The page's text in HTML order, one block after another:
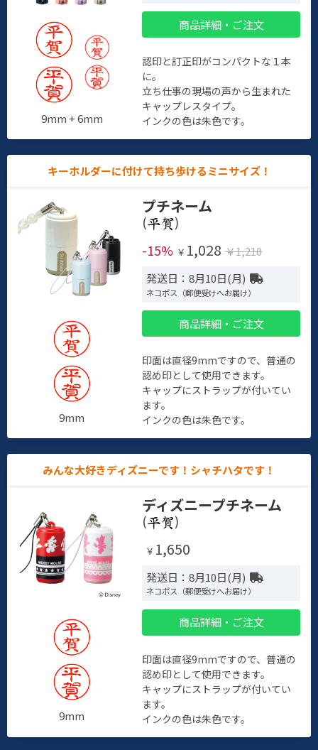
9mm + 6mm
商品詳細・ご注文
認印と訂正印がコンパクトな１本
に。
立ち仕事の現場の声から生まれた
キャップレスタイプ。
インクの色は朱色です。
キーホルダーに付けて持ち歩けるミニサイズ！
9mm
プチネーム
(
)
-15% ￥ 1,028 ￥1,210
発送日：8月10日(月)
ネコポス（郵便受けへお届け）
商品詳細・ご注文
印面は直径9mmですので、普通の
認め印として使用できます。
キャップにストラップが付いてい
ます。
インクの色は朱色です。
みんな大好きディズニーです！シャチハタです！
9mm
ディズニープチネーム
( )
￥ 1,650
発送日：8月10日(月)
ネコポス（郵便受けへお届け）
商品詳細・ご注文
印面は直径9mmですので、普通の
認め印として使用できます。
キャップにストラップが付いてい
ます。
インクの色は朱色です。